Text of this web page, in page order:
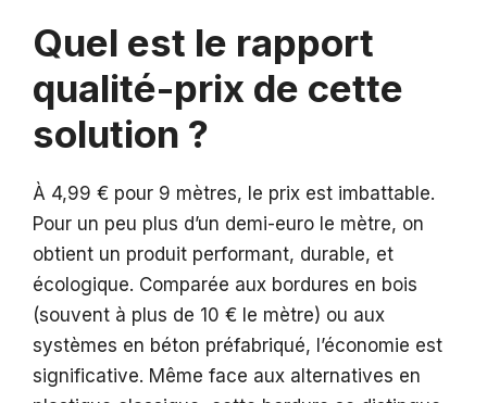
Quel est le rapport
qualité-prix de cette
solution ?
À 4,99 € pour 9 mètres, le prix est imbattable.
Pour un peu plus d’un demi-euro le mètre, on
obtient un produit performant, durable, et
écologique. Comparée aux bordures en bois
(souvent à plus de 10 € le mètre) ou aux
systèmes en béton préfabriqué, l’économie est
significative. Même face aux alternatives en